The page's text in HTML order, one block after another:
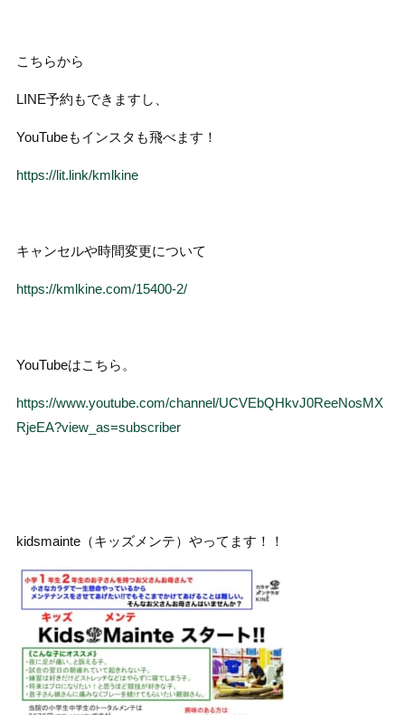
こちらから
LINE予約もできますし、
YouTubeもインスタも飛べます！
https://lit.link/kmlkine
キャンセルや時間変更について
https://kmlkine.com/15400-2/
YouTubeはこちら。
https://www.youtube.com/channel/UCVEbQHkvJ0ReeNosMX
RjeEA?view_as=subscriber
kidsmainte（キッズメンテ）やってます！！